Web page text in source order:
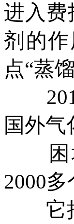
进入费
剂的
点“蒸
2012
国外
困境
2000
它把